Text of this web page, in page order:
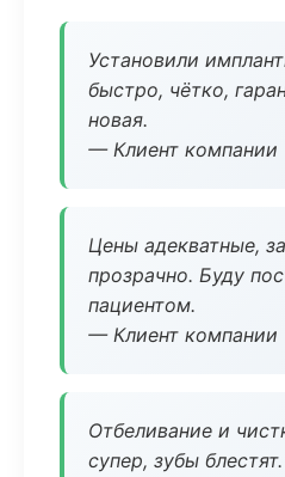
Установили
быстро, чётко,
новая.
— Клиент компании
Цены адекватные,
прозрачно. Буду
пациентом.
— Клиент компании
Отбеливание и
супер, зубы